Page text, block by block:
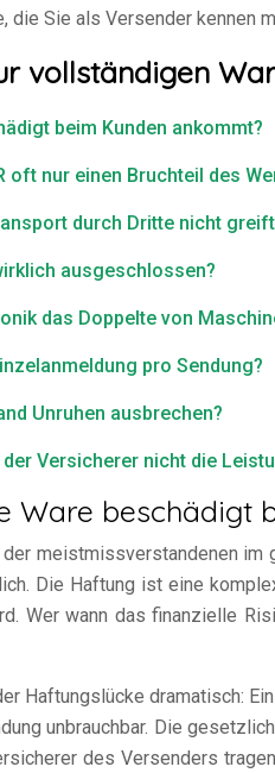
Sie als Versender kennen
vollständigen
beim Kunden ankommt?
oft nur einen Bruchteil des
durch Dritte nicht greift
ausgeschlossen?
das Doppelte von
pro Sendung?
Unruhen ausbrechen?
Versicherer nicht die
Ware beschädigt
meistmissverstandenen
Die Haftung ist eine
Wer wann das finanzielle
Haftungslücke dramatisch:
unbrauchbar. Die
des Versenders